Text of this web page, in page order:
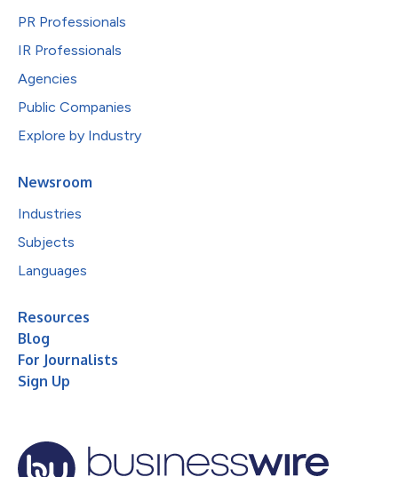
PR Professionals
IR Professionals
Agencies
Public Companies
Explore by Industry
Newsroom
Industries
Subjects
Languages
Resources
Blog
For Journalists
Sign Up